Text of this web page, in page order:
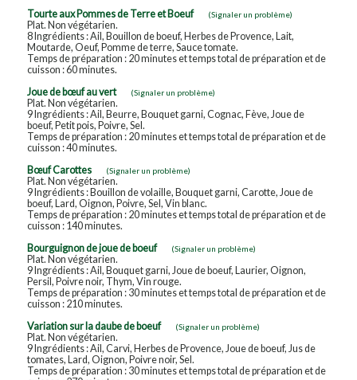
Tourte aux Pommes de Terre et Boeuf (Signaler un problème)
Plat. Non végétarien.
8 Ingrédients : Ail, Bouillon de boeuf, Herbes de Provence, Lait,
Moutarde, Oeuf, Pomme de terre, Sauce tomate.
Temps de préparation : 20 minutes et temps total de préparation et de
cuisson : 60 minutes.
Joue de bœuf au vert
(Signaler un problème)
Plat. Non végétarien.
9 Ingrédients : Ail, Beurre, Bouquet garni, Cognac, Fève, Joue de
boeuf, Petit pois, Poivre, Sel.
Temps de préparation : 20 minutes et temps total de préparation et de
cuisson : 40 minutes.
Bœuf Carottes
(Signaler un problème)
Plat. Non végétarien.
9 Ingrédients : Bouillon de volaille, Bouquet garni, Carotte, Joue de
boeuf, Lard, Oignon, Poivre, Sel, Vin blanc.
Temps de préparation : 20 minutes et temps total de préparation et de
cuisson : 140 minutes.
Bourguignon de joue de boeuf
(Signaler un problème)
Plat. Non végétarien.
9 Ingrédients : Ail, Bouquet garni, Joue de boeuf, Laurier, Oignon,
Persil, Poivre noir, Thym, Vin rouge.
Temps de préparation : 30 minutes et temps total de préparation et de
cuisson : 210 minutes.
Variation sur la daube de boeuf
(Signaler un problème)
Plat. Non végétarien.
9 Ingrédients : Ail, Carvi, Herbes de Provence, Joue de boeuf, Jus de
tomates, Lard, Oignon, Poivre noir, Sel.
Temps de préparation : 30 minutes et temps total de préparation et de